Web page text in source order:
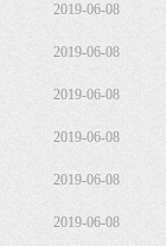
2019-06-08
2019-06-08
2019-06-08
2019-06-08
2019-06-08
2019-06-08